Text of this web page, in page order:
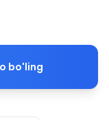
bo'ling